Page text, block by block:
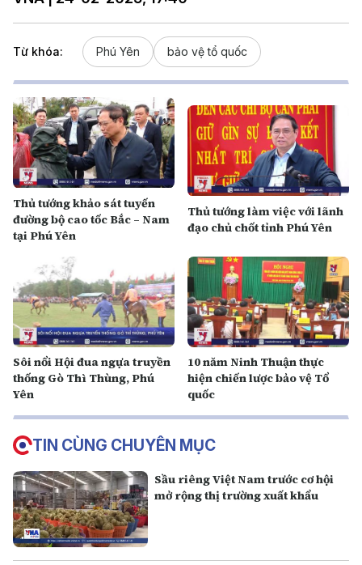
Từ khóa: Phú Yên bảo vệ tổ quốc
Thủ tướng khảo sát tuyến
đường bộ cao tốc Bắc – Nam
tại Phú Yên
Thủ tướng làm việc với lãnh
đạo chủ chốt tỉnh Phú Yên
Sôi nổi Hội đua ngựa truyền
thống Gò Thì Thùng, Phú
Yên
10 năm Ninh Thuận thực
hiện chiến lược bảo vệ Tổ
quốc
TIN CÙNG CHUYÊN MỤC
Sầu riêng Việt Nam trước cơ hội
mở rộng thị trường xuất khẩu